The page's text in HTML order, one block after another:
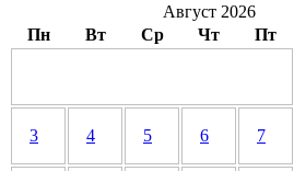
Август 2026
Пн
Вт Ср Чт Пт
3 4 5 6 7